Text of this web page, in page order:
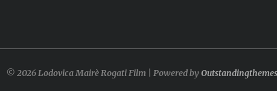
© 2026 Lodovica Mairè Rogati Film | Powered byOutstandingthemes